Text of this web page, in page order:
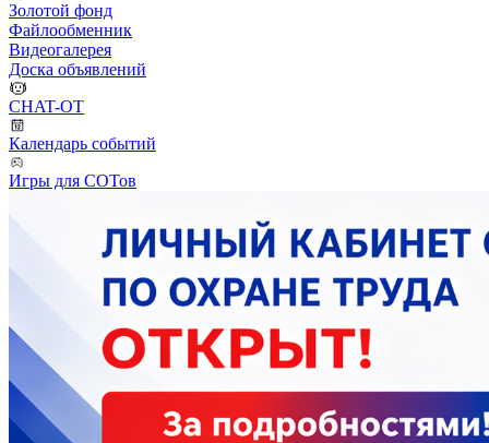
Золотой фонд
Файлообменник
Видеогалерея
Доска объявлений
CHAT-OT
Календарь событий
Игры для СОТов